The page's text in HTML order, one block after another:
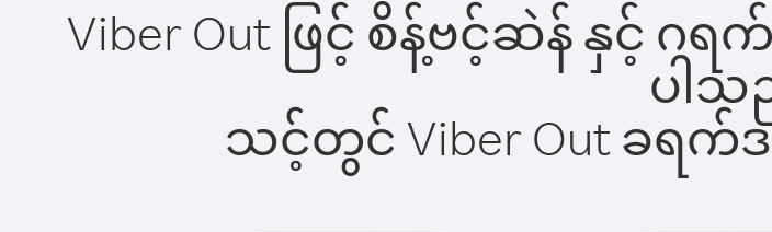
Viber Out ဖြင့် စိန့်ဗင့်ဆဲန် နှင့် ဂ
ပါသ
သင့်တွင် Viber Out ခရက်